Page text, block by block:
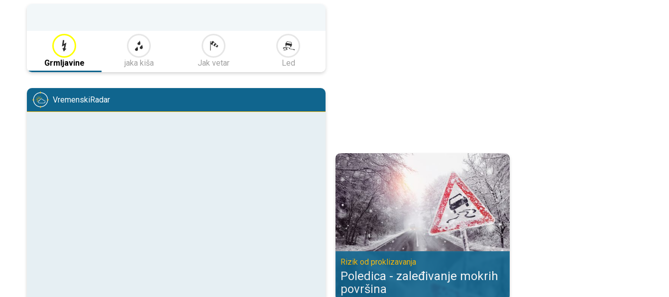
Grmljavine jaka kiša Jak vetar Led
VremenskiRadar
Poledica - zaleđivanje mokrih površina. Rizik od proklizavanja. . .
Rizik od proklizavanja
Poledica - zaleđivanje mokrih
površina